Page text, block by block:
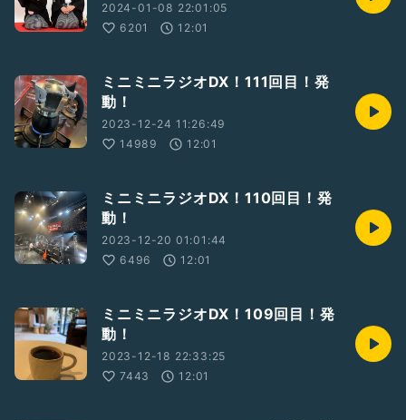
2024-01-08 22:01:05
6201
12:01
ミニミニラジオDX！111回目！発
動！
2023-12-24 11:26:49
14989
12:01
ミニミニラジオDX！110回目！発
動！
2023-12-20 01:01:44
6496
12:01
ミニミニラジオDX！109回目！発
動！
2023-12-18 22:33:25
7443
12:01